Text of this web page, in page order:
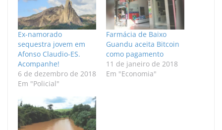
Ex-namorado
sequestra jovem em
Afonso Claudio-ES.
Acompanhe!
6 de dezembro de 2018
Em "Policial"
Farmácia de Baixo
Guandu aceita Bitcoin
como pagamento
11 de janeiro de 2018
Em "Economia"